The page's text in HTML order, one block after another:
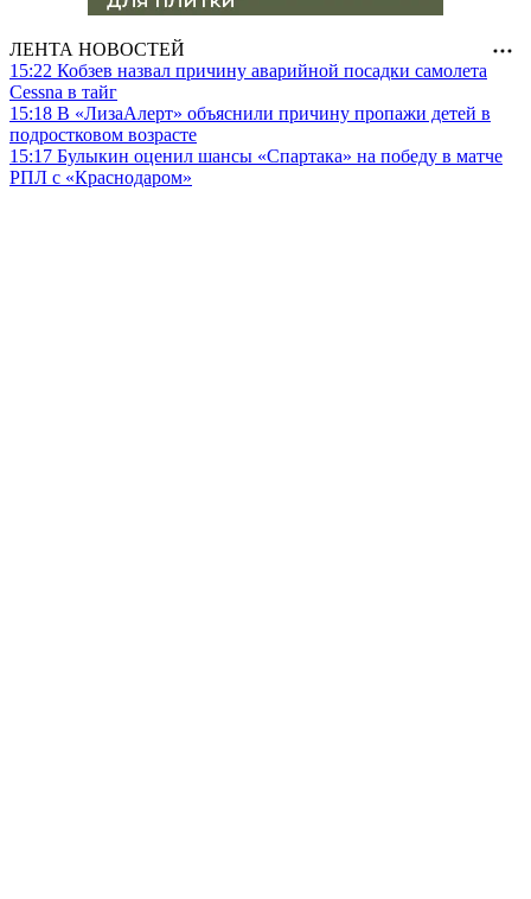
ЛЕНТА НОВОСТЕЙ
15:22 Кобзев назвал причину аварийной посадки самолета
Cessna в тайг
15:18 В «ЛизаАлерт» объяснили причину пропажи детей в
подростковом возрасте
15:17 Булыкин оценил шансы «Спартака» на победу в матче
РПЛ с «Краснодаром»